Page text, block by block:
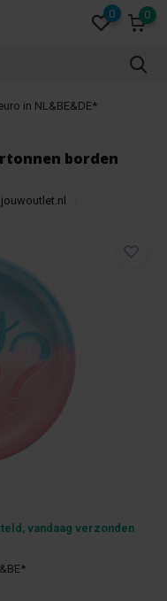
0 0
in NL&BE&DE*
borden
vandaag verzonden